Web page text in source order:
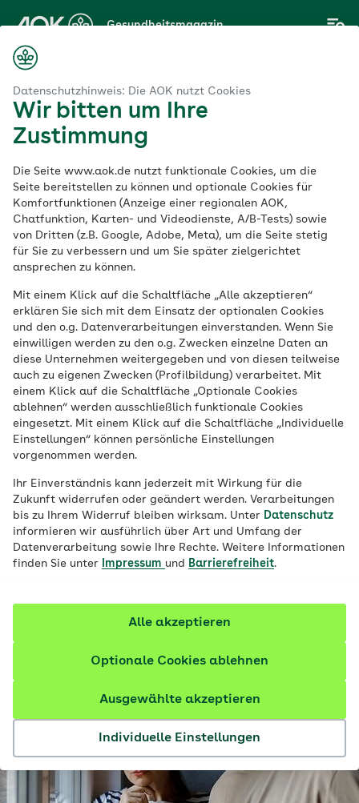
Datenschutzhinweis: Die AOK nutzt Cookies
Wir bitten um Ihre
Zustimmung
Die Seite www.aok.de nutzt funktionale Cookies, um die
Seite bereitstellen zu können und optionale Cookies für
Komfortfunktionen (Anzeige einer regionalen AOK,
Chatfunktion, Karten- und Videodienste, A/B-Tests) sowie
von Dritten (z.B. Google, Adobe, Meta), um die Seite stetig
für Sie zu verbessern und um Sie später zielgerichtet
ansprechen zu können.
Mit einem Klick auf die Schaltfläche „Alle akzeptieren“
erklären Sie sich mit dem Einsatz der optionalen Cookies
und den o.g. Datenverarbeitungen einverstanden. Wenn Sie
einwilligen werden zu den o.g. Zwecken einzelne Daten an
diese Unternehmen weitergegeben und von diesen teilweise
auch zu eigenen Zwecken (Profilbildung) verarbeitet. Mit
einem Klick auf die Schaltfläche „Optionale Cookies
ablehnen“ werden ausschließlich funktionale Cookies
eingesetzt. Mit einem Klick auf die Schaltfläche „Individuelle
Einstellungen“ können persönliche Einstellungen
vorgenommen werden.
Ihr Einverständnis kann jederzeit mit Wirkung für die
Zukunft widerrufen oder geändert werden. Verarbeitungen
bis zu Ihrem Widerruf bleiben wirksam. Unter Datenschutz
informieren wir ausführlich über Art und Umfang der
Datenverarbeitung sowie Ihre Rechte. Weitere Informationen
finden Sie unter
Impressum und Barrierefreiheit.
Individuelle Einstellungen
Ausgewählte akzeptieren
Optionale Cookies ablehnen
Alle akzeptieren
Hauptinhalt
springen
Gesundheitsmagazin
Frauen und Männer
können Krisen
unterschiedlich
meistern
Veröffentlicht am:
15.01.2026 5 Minuten Lesedauer
von
Jennifer Ann Steinort
In der Forschung gibt es vereinzelt
Hinweise darauf, dass sich Männer und
Stressbewältigung unterscheiden. So
zeigte eine Studie, dass Frauen eher auf
soziale Unterstützung und Männer auf
Emotionskontrolle setzen.